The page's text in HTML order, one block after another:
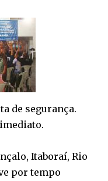
de segurança.
Itaboraí, Rio
por tempo